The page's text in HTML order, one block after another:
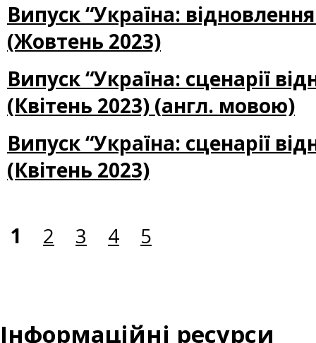
Випуск “Україна:
(Жовтень 2023)
Випуск “Україна: сценарії
(Квітень 2023) (англ. мовою)
Випуск “Україна: сценарії
(Квітень 2023)
1 2 3 4 5
Інформаційні ресурси